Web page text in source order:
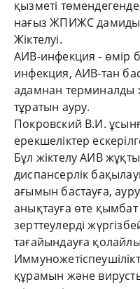
қызметі
нағыз ЖПИЖС
Жіктелуі.
АИВ-инфекция - өмір
инфекция, АИВ-тан
адамнан терминалды
тұратын ауру.
Покровский В.И.
ерекшеліктер
Бұл жіктелу АИВ
диспансерлік
ағымын бастауға,
анықтауға өте
зерттеулерді
тағайындауға
құрамын және